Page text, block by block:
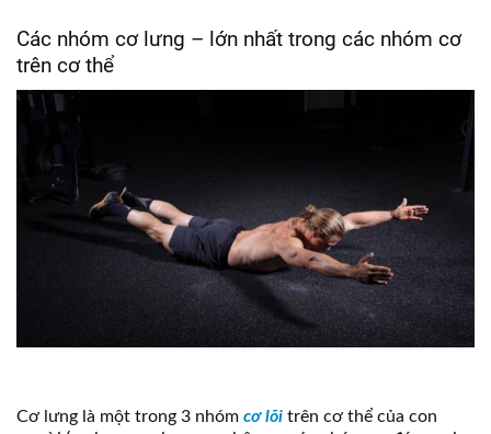
Các nhóm cơ lưng – lớn nhất trong các nhóm cơ
trên cơ thể
Cơ lưng là một trong 3 nhóm cơ lõi trên cơ thể của con